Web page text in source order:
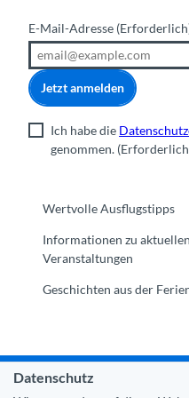
E-Mail-Adresse
Jetzt anmelden
Ich habe die
genommen.
Wertvolle Ausflugstipps
Informationen zu
Veranstaltungen
Geschichten aus der
Datenschutz